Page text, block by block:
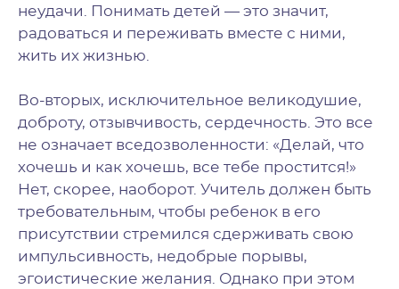
неудачи. Понимать детей — это значит,
радоваться и переживать вместе с ними,
жить их жизнью.
Во-вторых, исключительное великодушие,
доброту, отзывчивость, сердечность. Это все
не означает вседозволенности: «Делай, что
хочешь и как хочешь, все тебе простится!»
Нет, скорее, наоборот. Учитель должен быть
требовательным, чтобы ребенок в его
присутствии стремился сдерживать свою
импульсивность, недобрые порывы,
эгоистические желания. Однако при этом